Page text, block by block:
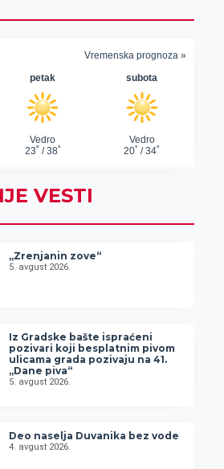
VESTI
„Zrenjanin zove“
5. avgust 2026.
Iz Gradske bašte ispraćeni
pozivari koji besplatnim pivom
ulicama grada pozivaju na 41.
„Dane piva“
5. avgust 2026.
Deo naselja Duvanika bez vode
4. avgust 2026.